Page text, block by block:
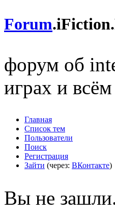
Forum.
форум об
играх и
Главная
Список тем
Пользователи
Поиск
Регистрация
Зайти (через: ВКонтакте)
Вы не